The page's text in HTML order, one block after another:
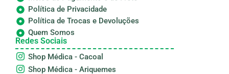
Política de Privacidade
Política de Trocas e Devoluções
Quem Somos
Redes Sociais
Shop Médica - Cacoal
Shop Médica - Ariquemes